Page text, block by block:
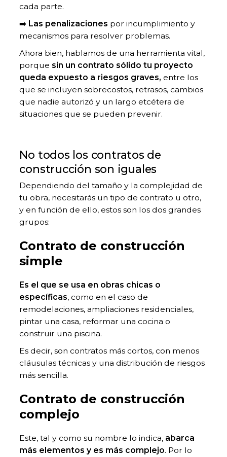
cada parte.
➡️ Las penalizaciones por incumplimiento y
mecanismos para resolver problemas.
Ahora bien, hablamos de una herramienta vital,
porque sin un contrato sólido tu proyecto
queda expuesto a riesgos graves, entre los
que se incluyen sobrecostos, retrasos, cambios
que nadie autorizó y un largo etcétera de
situaciones que se pueden prevenir.
No todos los contratos de
construcción son iguales
Dependiendo del tamaño y la complejidad de
tu obra, necesitarás un tipo de contrato u otro,
y en función de ello, estos son los dos grandes
grupos:
Contrato de construcción
simple
Es el que se usa en obras chicas o
específicas, como en el caso de
remodelaciones, ampliaciones residenciales,
pintar una casa, reformar una cocina o
construir una piscina.
Es decir, son contratos más cortos, con menos
cláusulas técnicas y una distribución de riesgos
más sencilla.
Contrato de construcción
complejo
Este, tal y como su nombre lo indica, abarca
más elementos y es más complejo. Por lo